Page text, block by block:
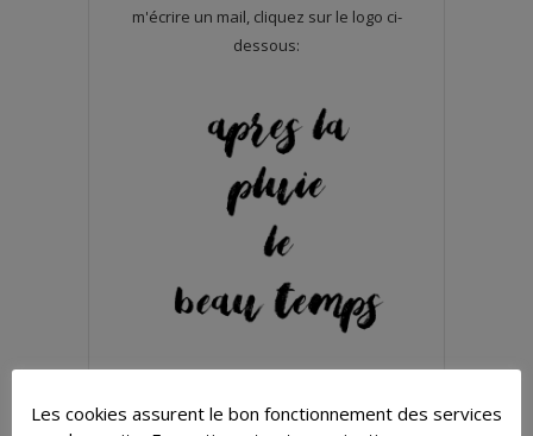
m'écrire un mail, cliquez sur le logo ci-
dessous:
Les cookies assurent le bon fonctionnement des services